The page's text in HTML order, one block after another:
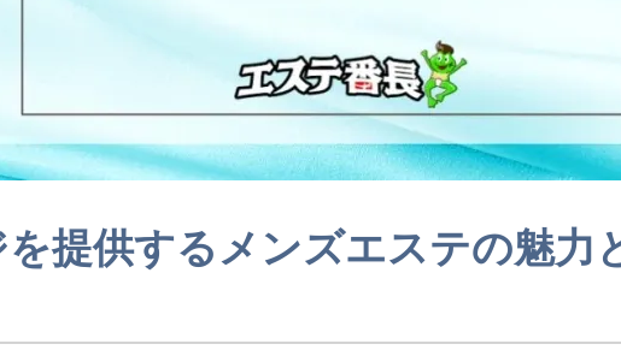
提供するメンズエステの魅力